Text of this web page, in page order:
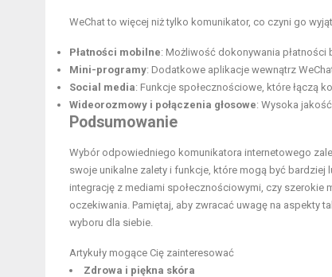
WeChat to więcej niż tylko komunikator, co czyni go
Płatności mobilne: Możliwość dokonywania płatności
Mini-programy: Dodatkowe aplikacje wewnątrz
Social media: Funkcje społecznościowe, które łączą
Wideorozmowy i połączenia głosowe: Wysoka
Podsumowanie
Wybór odpowiedniego komunikatora internetowego
swoje unikalne zalety i funkcje, które mogą być bardziej
integrację z mediami społecznościowymi, czy szerokie
oczekiwania. Pamiętaj, aby zwracać uwagę na aspekty
wyboru dla siebie.
Artykuły mogące Cię zainteresować
Zdrowa i piękna skóra